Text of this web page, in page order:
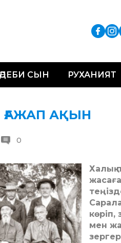
СЫН РУХАНИЯТ
ҒАЖАП АҚЫН
0
Халық
мен